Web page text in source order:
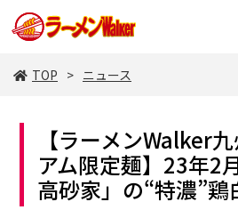
TOP ニュース
【ラーメンWalker
アム限定麺】23年2
高砂家」の“特濃”